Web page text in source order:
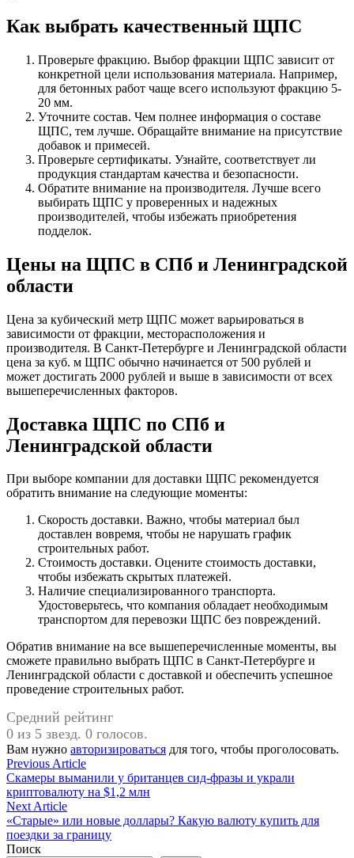
Как выбрать качественный ЩПС
Проверьте фракцию. Выбор фракции ЩПС зависит от
конкретной цели использования материала. Например,
для бетонных работ чаще всего используют фракцию 5-
20 мм.
Уточните состав. Чем полнее информация о составе
ЩПС, тем лучше. Обращайте внимание на присутствие
добавок и примесей.
Проверьте сертификаты. Узнайте, соответствует ли
продукция стандартам качества и безопасности.
Обратите внимание на производителя. Лучше всего
выбирать ЩПС у проверенных и надежных
производителей, чтобы избежать приобретения
подделок.
Цены на ЩПС в СПб и Ленинградской
области
Цена за кубический метр ЩПС может варьироваться в
зависимости от фракции, месторасположения и
производителя. В Санкт-Петербурге и Ленинградской области
цена за куб. м ЩПС обычно начинается от 500 рублей и
может достигать 2000 рублей и выше в зависимости от всех
вышеперечисленных факторов.
Доставка ЩПС по СПб и
Ленинградской области
При выборе компании для доставки ЩПС рекомендуется
обратить внимание на следующие моменты:
Скорость доставки. Важно, чтобы материал был
доставлен вовремя, чтобы не нарушать график
строительных работ.
Стоимость доставки. Оцените стоимость доставки,
чтобы избежать скрытых платежей.
Наличие специализированного транспорта.
Удостоверьтесь, что компания обладает необходимым
транспортом для перевозки ЩПС без повреждений.
Обратив внимание на все вышеперечисленные моменты, вы
сможете правильно выбрать ЩПС в Санкт-Петербурге и
Ленинградской области с доставкой и обеспечить успешное
проведение строительных работ.
Средний рейтинг
0 из 5 звезд. 0 голосов.
Вам нужно авторизироваться для того, чтобы проголосовать.
Навигация
по
записям
Previous ArticlePrevious
article:
Скамеры выманили у британцев сид-фразы и украли
криптовалюту на $1,2 млн
Next ArticleNext
article:
«Старые» или новые доллары? Какую валюту купить для
поездки за границу
Поиск